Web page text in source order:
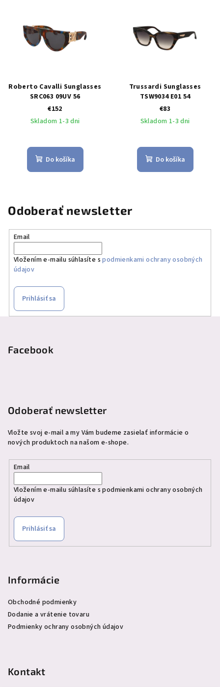
Roberto Cavalli Sunglasses
SRC063 09UV 56
€152
Skladom 1-3 dni
Do košíka
Trussardi Sunglasses
TSW9034 E01 54
€83
Skladom 1-3 dni
Do košíka
Odoberať newsletter
Email
Vložením e-mailu súhlasíte spodmienkami ochrany osobných
údajov
Prihlásiť sa
Facebook
Odoberať newsletter
Vložte svoj e-mail a my Vám budeme zasielať informácie o
nových produktoch na našom e-shope.
Email
Vložením e-mailu súhlasíte spodmienkami ochrany osobných
údajov
Prihlásiť sa
Informácie
Obchodné podmienky
Dodanie a vrátenie tovaru
Podmienky ochrany osobných údajov
Kontakt